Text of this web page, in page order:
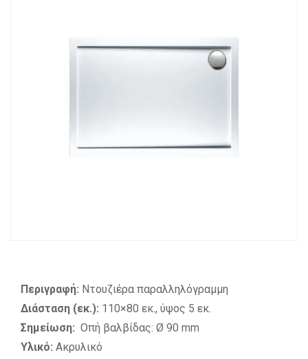
Περιγραφή: Ντουζιέρα παραλληλόγραμμη
Διάσταση (εκ.): 110×80 εκ., ύψος 5 εκ.
Σημείωση: Οπή βαλβίδας: Ø 90 mm
Υλικό: Ακρυλικό